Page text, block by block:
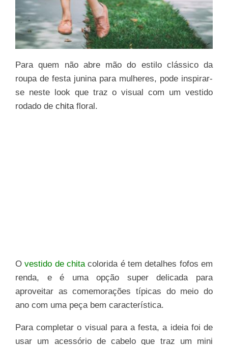
Para quem não abre mão do estilo clássico da
roupa de festa junina para mulheres, pode inspirar-
se neste look que traz o visual com um vestido
rodado de chita floral.
Ovestido de chitacolorida é tem detalhes fofos em
renda, e é uma opção super delicada para
aproveitar as comemorações típicas do meio do
ano com uma peça bem característica.
Para completar o visual para a festa, a ideia foi de
usar um acessório de cabelo que traz um mini